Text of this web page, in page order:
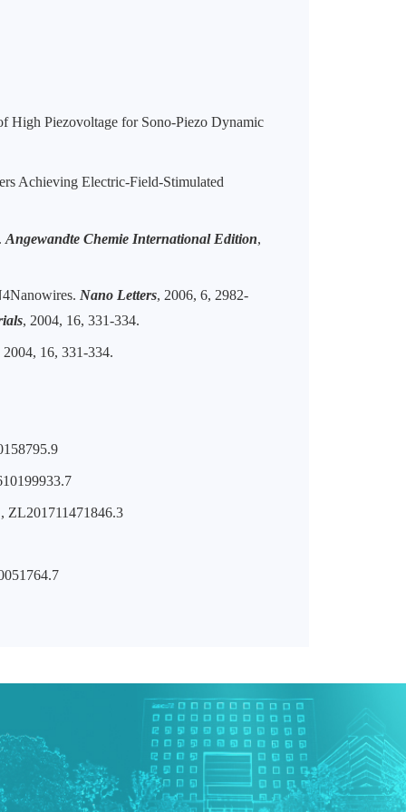
High Piezovoltage for Sono-Piezo Dynamic
Achieving Electric-Field-Stimulated
Angewandte Chemie International Edition,
Nano Letters, 2006, 6, 2982-
, 2004, 16, 331-334.
2004, 16, 331-334.
ZL201711471846.3